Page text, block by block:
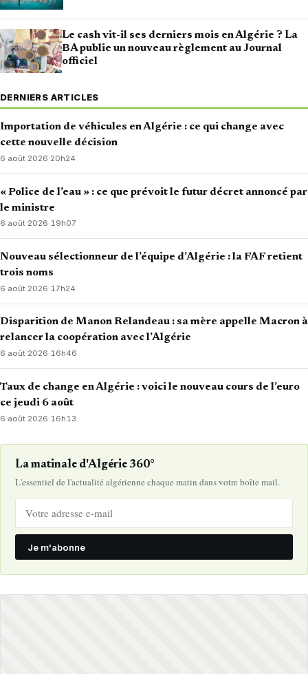
Le cash vit-il ses derniers mois en Algérie ? La
BA publie un nouveau règlement au Journal
officiel
DERNIERS ARTICLES
Importation de véhicules en Algérie : ce qui change avec
cette nouvelle décision
6 août 2026·20h24
« Police de l’eau » : ce que prévoit le futur décret annoncé par
le ministre
6 août 2026·19h07
Nouveau sélectionneur de l’équipe d’Algérie : la FAF retient
trois noms
6 août 2026· 17h24
Disparition de Manon Relandeau : sa mère appelle Macron à
relancer la coopération avec l’Algérie
6 août 2026·16h46
Taux de change en Algérie : voici le nouveau cours de l’euro
ce jeudi 6 août
6 août 2026· 16h13
La matinale d'Algérie 360°
L'essentiel de l'actualité algérienne chaque matin dans votre boîte mail.
Je m'abonne